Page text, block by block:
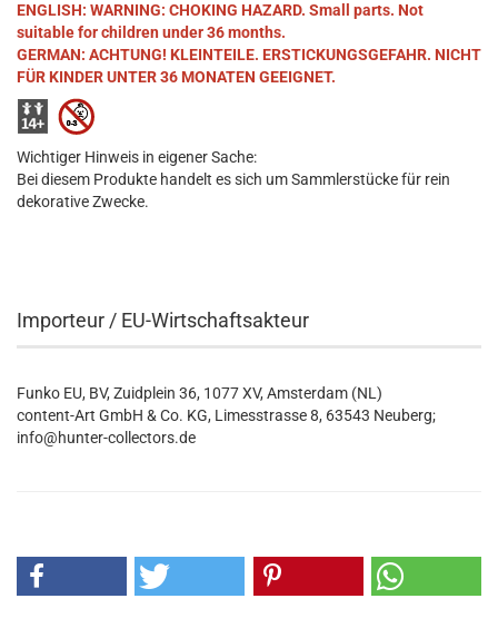
ENGLISH: WARNING: CHOKING HAZARD. Small parts. Not
suitable for children under 36 months.
GERMAN: ACHTUNG! KLEINTEILE. ERSTICKUNGSGEFAHR. NICHT
FÜR KINDER UNTER 36 MONATEN GEEIGNET.
Wichtiger Hinweis in eigener Sache:
Bei diesem Produkte handelt es sich um Sammlerstücke für rein
dekorative Zwecke.
Importeur / EU-Wirtschaftsakteur
Funko EU, BV, Zuidplein 36, 1077 XV, Amsterdam (NL)
content-Art GmbH & Co. KG, Limesstrasse 8, 63543 Neuberg;
info@hunter-collectors.de